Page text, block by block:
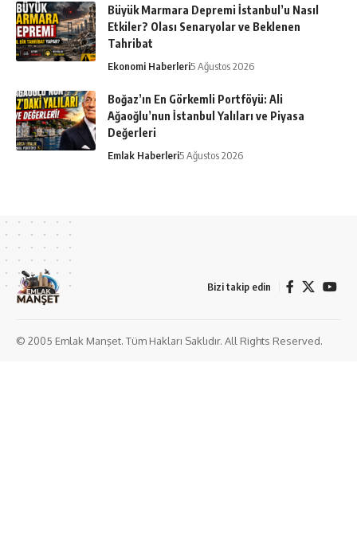
Büyük Marmara Depremi İstanbul’u Nasıl
Etkiler? Olası Senaryolar ve Beklenen
Tahribat
Ekonomi Haberleri5 Ağustos 2026
Boğaz’ın En Görkemli Portföyü: Ali
Ağaoğlu’nun İstanbul Yalıları ve Piyasa
Değerleri
Emlak Haberleri5 Ağustos 2026
Bizi takip edin
© 2005 Emlak Manşet. Tüm Hakları Saklıdır. All Rights Reserved.